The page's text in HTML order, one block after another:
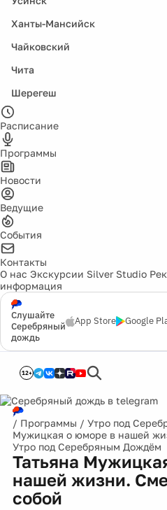
Ханты-Мансийск
Чайковский
Чита
Шерегеш
Расписание
Программы
Новости
Ведущие
События
Контакты
О нас Экскурсии Silver Studio
информация
Слушайте
Серебряный
дождь
App Store Google
12+
/ Программы / Утро под
Мужицкая о юморе в нашей
Утро под Серебряным Дождём
Татьяна
нашей жизни.
собой